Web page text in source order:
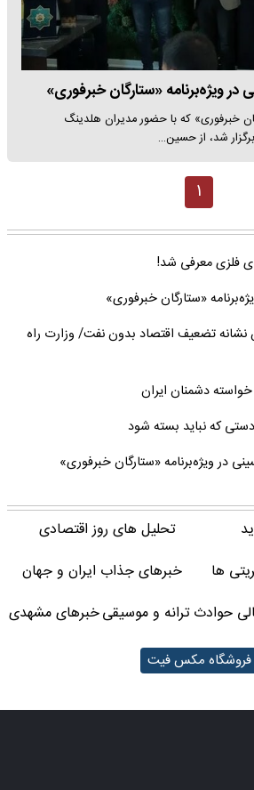
ویژه‌برنامه «ستارگان خبرفوری»
خبرفوری» که با حضور مدیران هلدینگ
شد، از حسین…
۱
فلزی معرفی شد!
«ستارگان خبرفوری»
نشانه تضعیف اقتصاد بدون نفت/ وزارت راه
دشمنان ایران
که نباید بسته شود
در ویژه‌برنامه «ستارگان خبرفوری»
تحلیل های روز اقتصادی
ها
خبرهای جذاب ایران و جهان
حوادثترانه و موسیقیخبرهای مشهدی
فروشگاه مکس فیت